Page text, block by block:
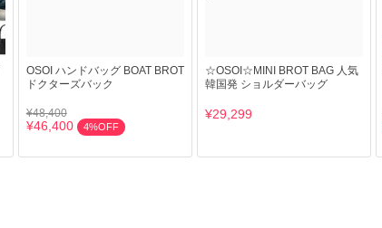
OSOI ハンドバッグ BOAT BROT
ドクターズバック
¥48,400
¥46,400 4%OFF
☆OSOI☆MINI BROT BAG 人気
韓国発 ショルダーバッグ
¥29,299